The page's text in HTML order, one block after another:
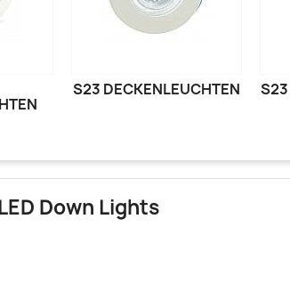
S23 DECKENLEUCHTEN S23
Down Lights